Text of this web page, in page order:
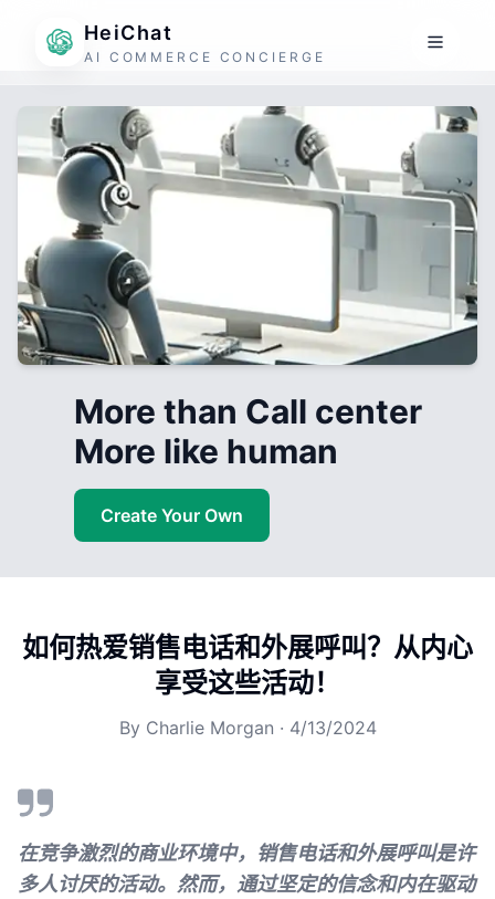
HeiChat
AI COMMERCE CONCIERGE
More than Call center
More like human
Create Your Own
如何热爱销售电话和外展呼叫？从内心
享受这些活动！
By Charlie Morgan · 4/13/2024
在竞争激烈的商业环境中，销售电话和外展呼叫是许
多人讨厌的活动。然而，通过坚定的信念和内在驱动